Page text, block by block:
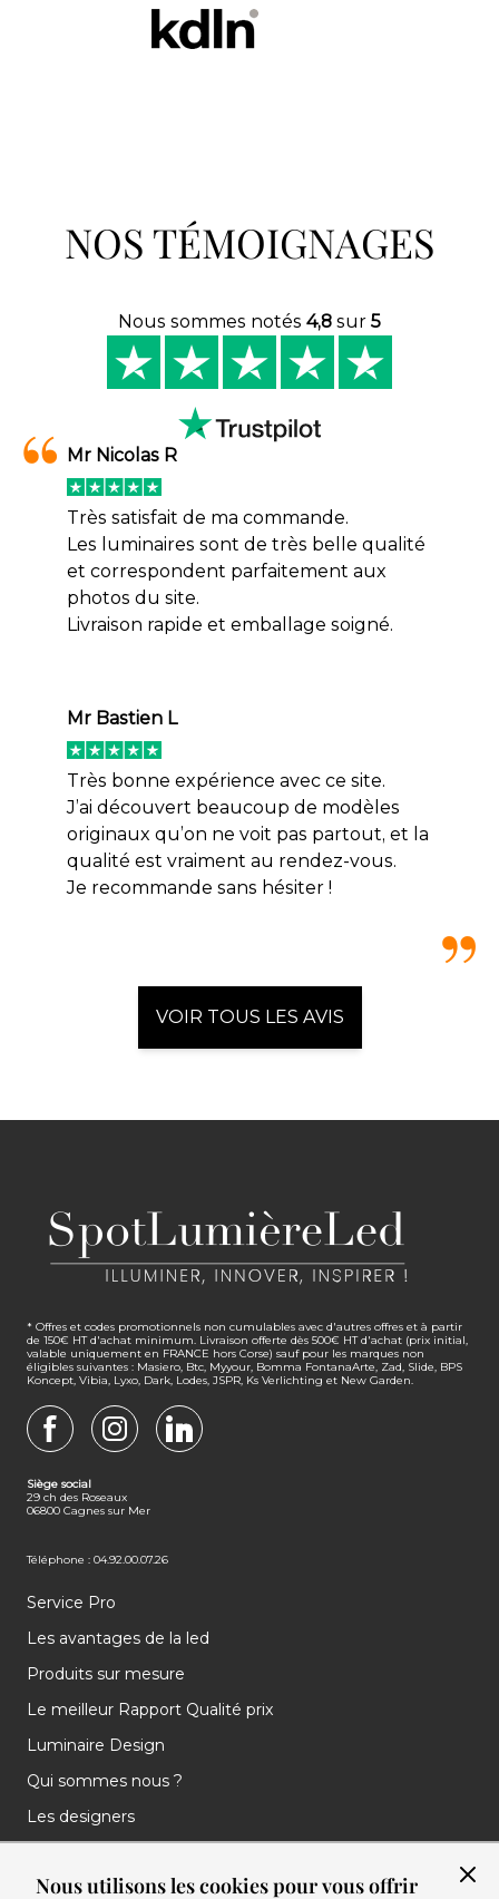
Nous utilisons les cookies pour vous offrir
NOS TÉMOIGNAGES
Nous sommes notés 4,8 sur 5
Mr Nicolas R
Très satisfait de ma commande.
Les luminaires sont de très belle qualité
et correspondent parfaitement aux
photos du site.
Livraison rapide et emballage soigné.
Mr Bastien L
Très bonne expérience avec ce site.
J’ai découvert beaucoup de modèles
originaux qu’on ne voit pas partout, et la
qualité est vraiment au rendez-vous.
Je recommande sans hésiter !
VOIR TOUS LES AVIS
* Offres et codes promotionnels non cumulables avec d'autres offres et à partir
de 150€ HT d'achat minimum. Livraison offerte dès 500€ HT d'achat (prix initial,
valable uniquement en FRANCE hors Corse) sauf pour les marques non
éligibles suivantes : Masiero, Btc, Myyour, Bomma FontanaArte, Zad, Slide, BPS
Koncept, Vibia, Lyxo, Dark, Lodes, JSPR, Ks Verlichting et New Garden.
Siège social
29 ch des Roseaux
06800 Cagnes sur Mer
Téléphone : 04.92.00.07.26
Service Pro
Les avantages de la led
Produits sur mesure
Le meilleur Rapport Qualité prix
Luminaire Design
Qui sommes nous ?
Les designers
Nos réalisations